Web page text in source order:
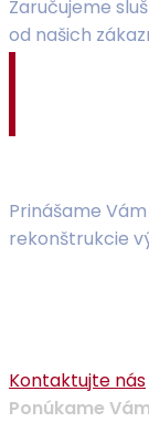
Zaručujeme
od našich
Prinášame
rekonštrukcie
Kontaktujte nás
Ponúkame Vám